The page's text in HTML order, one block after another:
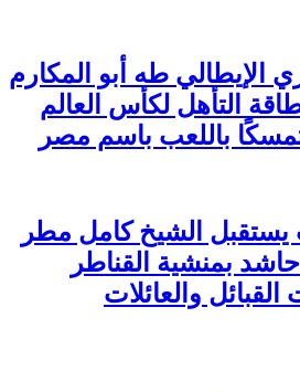
الإيطالي طه أبو المكارم
التأهل لكأس العالم
باللعب باسم مصر
الشيخ كامل مطر
بمنشية القناطر
والعائلات